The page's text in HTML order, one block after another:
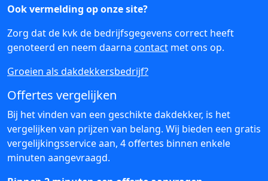
Ook vermelding op onze site?
Zorg dat de kvk de bedrijfsgegevens correct heeft
genoteerd en neem daarna contact met ons op.
Groeien als dakdekkersbedrijf?
Offertes vergelijken
Bij het vinden van een geschikte dakdekker, is het
vergelijken van prijzen van belang. Wij bieden een gratis
vergelijkingsservice aan, 4 offertes binnen enkele
minuten aangevraagd.